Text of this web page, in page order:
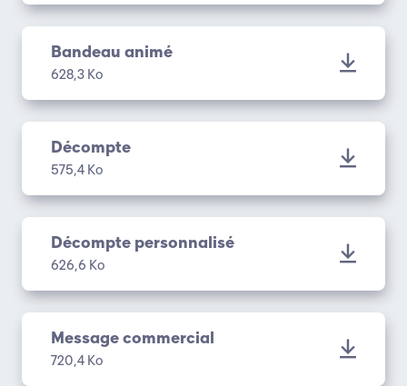
Bandeau animé
628,3 Ko
Décompte
575,4 Ko
Décompte personnalisé
626,6 Ko
Message commercial
720,4 Ko